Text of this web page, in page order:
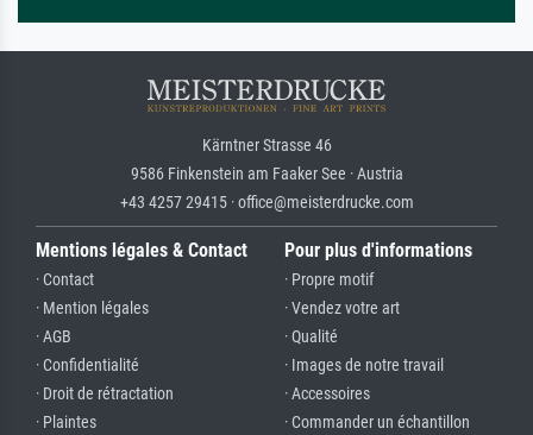
Kärntner Strasse 46
9586 Finkenstein am Faaker See · Austria
+43 4257 29415 · office@meisterdrucke.com
Mentions légales & Contact
· Contact
· Mention légales
· AGB
· Confidentialité
· Droit de rétractation
· Plaintes
Pour plus d'informations
· Propre motif
· Vendez votre art
· Qualité
· Images de notre travail
· Accessoires
· Commander un échantillon